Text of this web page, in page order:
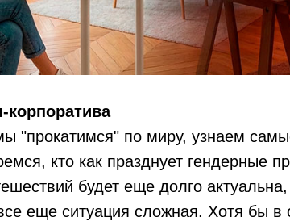
корпоратива
"прокатимся" по миру, узнаем
кто как празднует гендерные
будет еще долго
еще ситуация сложная. Хотя бы